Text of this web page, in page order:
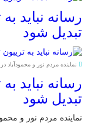
رسانه نباید
تبدیل شود
نماینده مردم نور و
رسانه نباید
تبدیل شود
نماینده مردم نور و